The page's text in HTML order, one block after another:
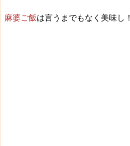
麻婆ご飯は言うまでもなく 美味し！